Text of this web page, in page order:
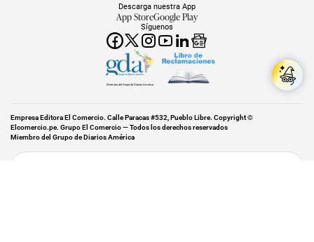
Síguenos
Descarga nuestra App
App StoreGoogle Play
Miembro del Grupo de Diarios América
Empresa Editora El Comercio. Calle Paracas #532, Pueblo Libre. Copyright ©
Elcomercio.pe. Grupo El Comercio — Todos los derechos reservados
Miembro del Grupo de Diarios América